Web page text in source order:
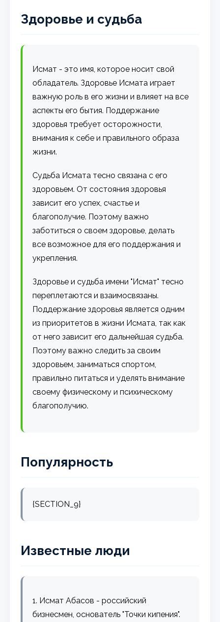
Здоровье и судьба
Исмат - это имя, которое носит свой
обладатель. Здоровье Исмата играет
важную роль в его жизни и влияет на все
аспекты его бытия. Поддержание
здоровья требует осторожности,
внимания к себе и правильного образа
жизни.
Судьба Исмата тесно связана с его
здоровьем. От состояния здоровья
зависит его успех, счастье и
благополучие. Поэтому важно
заботиться о своем здоровье, делать
все возможное для его поддержания и
укрепления.
Здоровье и судьба имени "Исмат" тесно
переплетаются и взаимосвязаны.
Поддержание здоровья является одним
из приоритетов в жизни Исмата, так как
от него зависит его дальнейшая судьба.
Поэтому важно следить за своим
здоровьем, заниматься спортом,
правильно питаться и уделять внимание
своему физическому и психическому
благополучию.
Популярность
{SECTION_9}
Известные люди
1. Исмат Абасов - российский
бизнесмен, основатель "Точки кипения".